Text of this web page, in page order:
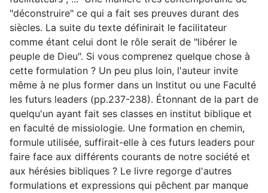
"déconstruire" ce qui a fait ses preuves durant des
siècles. La suite du texte définirait le facilitateur
comme étant celui dont le rôle serait de "libérer le
peuple de Dieu". Si vous comprenez quelque chose à
cette formulation ? Un peu plus loin, l'auteur invite
même à ne plus former dans un Institut ou une Faculté
les futurs leaders (pp.237-238). Étonnant de la part de
quelqu'un ayant fait ses classes en institut biblique et
en faculté de missiologie. Une formation en chemin,
formule utilisée, suffirait-elle à ces futurs leaders pour
faire face aux différents courants de notre société et
aux hérésies bibliques ? Le livre regorge d'autres
formulations et expressions qui pêchent par manque